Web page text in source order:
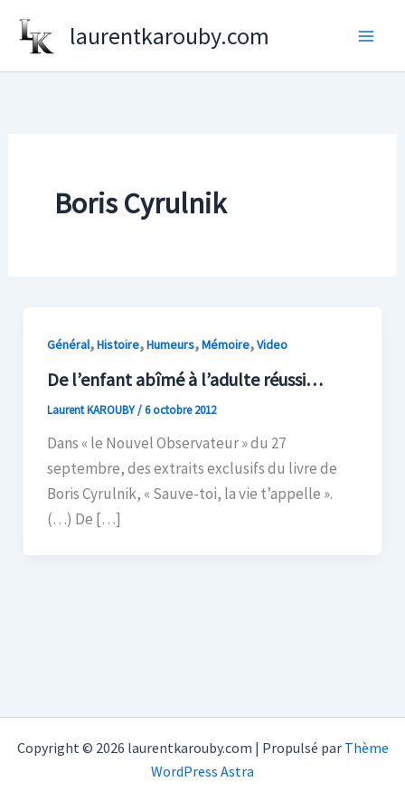
laurentkarouby.com
Boris Cyrulnik
Général,Histoire,Humeurs,Mémoire,Video
De l’enfant abîmé à l’adulte réussi…
Laurent KAROUBY/6 octobre 2012
Dans « le Nouvel Observateur » du 27
septembre, des extraits exclusifs du livre de
Boris Cyrulnik, « Sauve-toi, la vie t’appelle ».
(…) De […]
Copyright © 2026 laurentkarouby.com | Propulsé par Thème
WordPress Astra